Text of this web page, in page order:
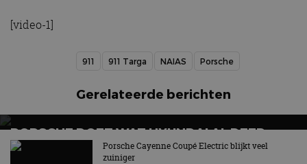
[video-1]
911 911 Targa NAIAS Porsche
Gerelateerde berichten
PORSCHE DOET WAT HYUNDAI AL DEED
Zelf schakelen met E-Shift!Porsche Cayenne Coupé Electric blijkt veel
zuiniger